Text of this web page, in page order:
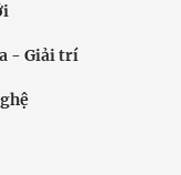
- Giải trí